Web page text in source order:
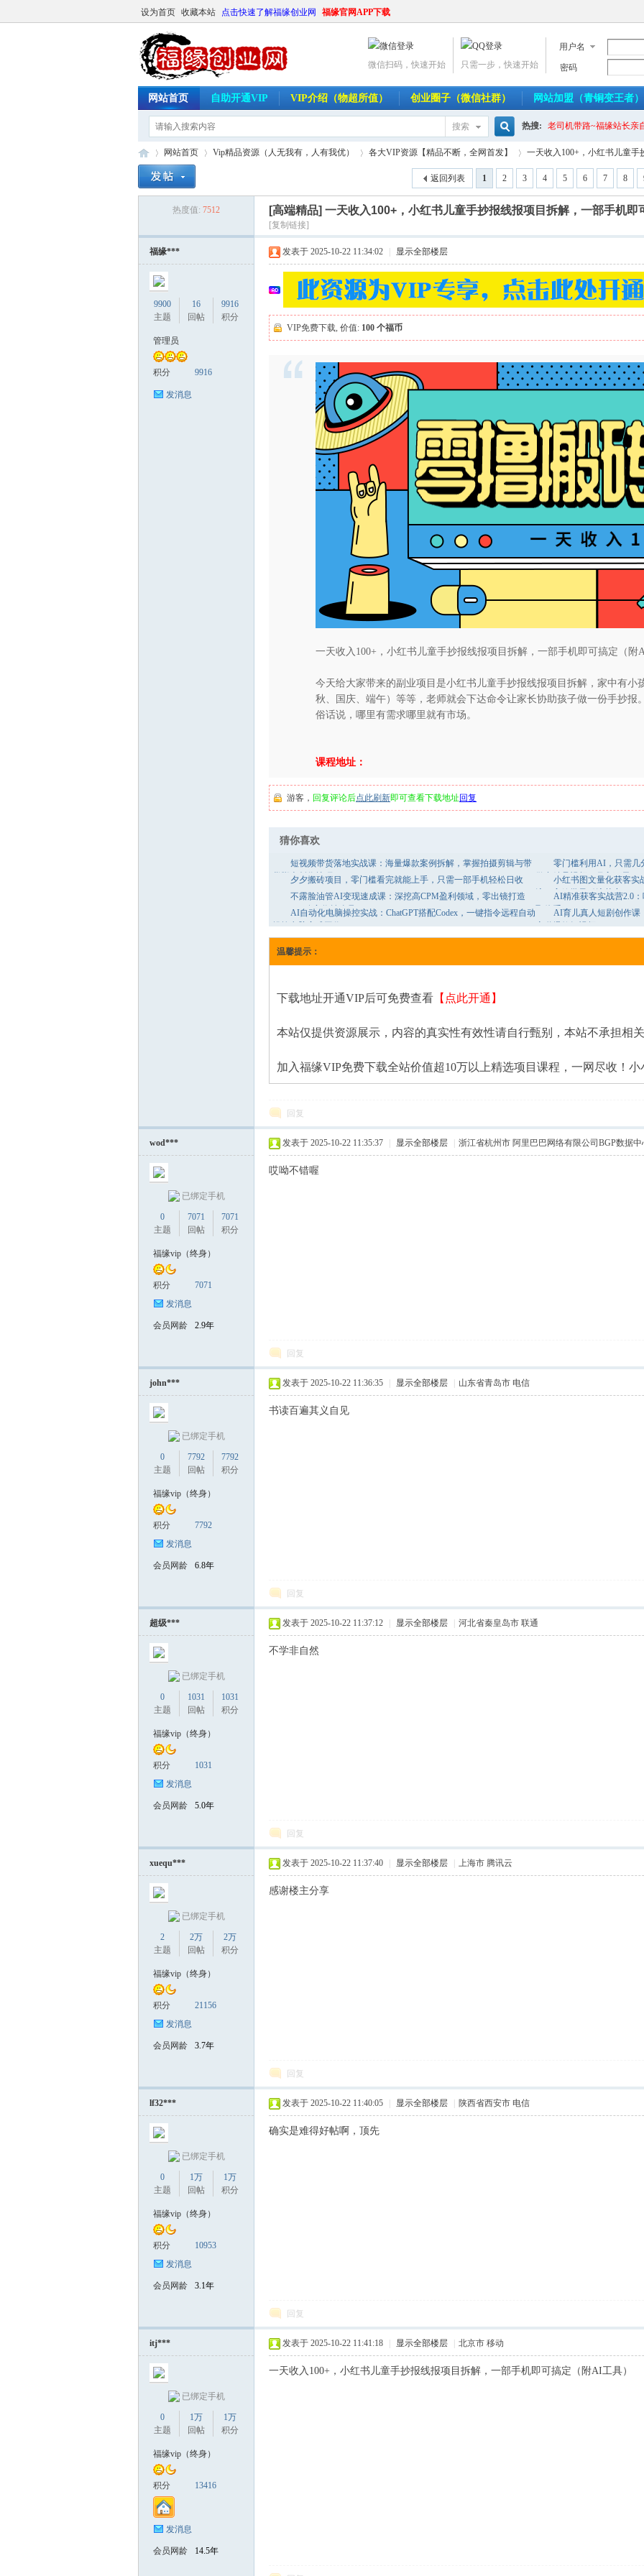
设为首页 收藏本站 点击快速了解福缘创业网 福缘官网APP下载
用户名
密码
只需一步，快速开始
微信扫码，快速开始
网站首页 自助开通VIP VIP介绍（物超所值） 创业圈子（微信社群） 网站加盟（青铜变王者）
搜索
搜
索
热搜: 老司机带路~福缘站长亲
网站首页
›
Vip精品资源（人无我有，人有我优）
›
各大VIP资源【精品不断，全网首发】
›
一天收入100+，小红书儿童
1 2 3 4 5 6 7 8
返回列表
热度值: 7512 [高端精品] 一天收入100+，小红书儿童手抄报线报项目拆解，一部手机即
[复制链接]
福缘***
9900
主题
16
回帖
9916
积分
管理员
积分 9916
发消息
发表于 2025-10-22 11:34:02 显示全部楼层
VIP免费下载, 价值: 100 个福币
一天收入100+，小红书儿童手抄报线报项目拆解，一部手机即可搞定（附
今天给大家带来的副业项目是小红书儿童手抄报线报项目拆解，家中有
秋、国庆、端午）等等，老师就会下达命令让家长协助孩子做一份手抄报
俗话说，哪里有需求哪里就有市场。
课程地址：
游客， 回复评论后点此刷新即可查看下载地址 回复
猜你喜欢
短视频带货落地实战课：海量爆款案例拆解，掌握拍摄剪辑与带
货脚本创作技巧
零门槛利用AI，只需几
做出精品视频，月入万元
夕夕搬砖项目，零门槛看完就能上手，只需一部手机轻松日收
小红书图文量化获客实
流程高效批量引流获客
不露脸油管AI变现速成课：深挖高CPM盈利领域，零出镜打造
YouTube稳定收益账号
AI精准获客实战营2.0
取体系
AI自动化电脑操控实战：ChatGPT搭配Codex，一键指令远程自动
操控电脑完成工作
AI育儿真人短剧创作课
赛道爆款短视频
温馨提示：
下载地址开通VIP后可免费查看 【点此开通】
本站仅提供资源展示，内容的真实性有效性请自行甄别，本站不承担相
加入福缘VIP免费下载全站价值超10万以上精选项目课程，一网尽收！
回复
wod***
已绑定手机
0
主题
7071
回帖
7071
积分
福缘vip（终身）
积分
7071
发消息
会员网龄 2.9年
发表于 2025-10-22 11:35:37 显示全部楼层 浙江省杭州市 阿里巴巴网络有限公司BGP数据中
哎呦不错喔
回复
john***
已绑定手机
0
主题
7792
回帖
7792
积分
福缘vip（终身）
积分
7792
发消息
会员网龄 6.8年
发表于 2025-10-22 11:36:35 显示全部楼层 山东省青岛市 电信
书读百遍其义自见
回复
超级***
已绑定手机
0
主题
1031
回帖
1031
积分
福缘vip（终身）
积分
1031
发消息
会员网龄 5.0年
发表于 2025-10-22 11:37:12 显示全部楼层 河北省秦皇岛市 联通
不学非自然
回复
xuequ***
已绑定手机
2
主题
2万
回帖
2万
积分
福缘vip（终身）
积分
21156
发消息
会员网龄 3.7年
发表于 2025-10-22 11:37:40 显示全部楼层 上海市 腾讯云
感谢楼主分享
回复
lf32***
已绑定手机
0
主题
1万
回帖
1万
积分
福缘vip（终身）
积分
10953
发消息
会员网龄 3.1年
发表于 2025-10-22 11:40:05 显示全部楼层 陕西省西安市 电信
确实是难得好帖啊，顶先
回复
itj***
已绑定手机
0
主题
1万
回帖
1万
积分
福缘vip（终身）
积分 13416
发消息
会员网龄 14.5年
发表于 2025-10-22 11:41:18 显示全部楼层 北京市 移动
一天收入100+，小红书儿童手抄报线报项目拆解，一部手机即可搞定（附AI工具）